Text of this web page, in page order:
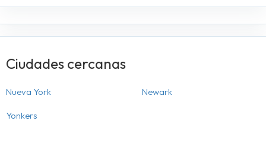
Ciudades cercanas
Nueva York Newark
Yonkers